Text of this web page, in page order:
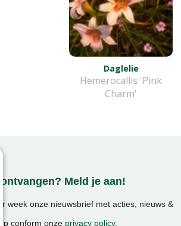
Daglelie
Hemerocallis 'Pink
Charm'
Meld je aan!
week onze nieuwsbrief met acties, nieuws &
conform onze privacy policy.